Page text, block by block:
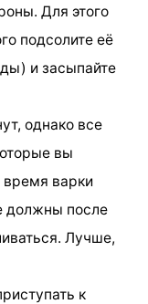
Для этого
подсолите её
и засыпайте
однако все
вы
варки
должны после
Лучше,
к